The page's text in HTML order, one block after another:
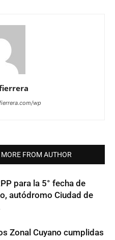
wp
MORE FROM AUTHOR
para la 5° fecha de
autódromo Ciudad de
Zonal Cuyano cumplidas